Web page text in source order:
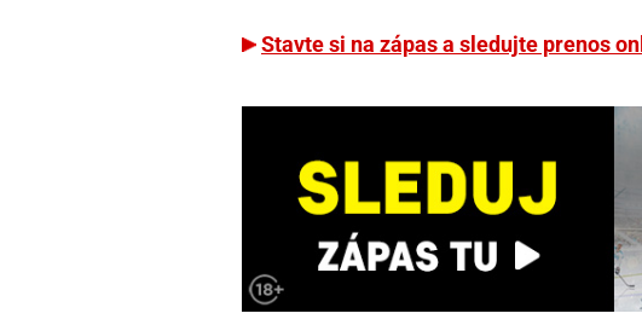
Stavte si na zápas a sledujte prenos